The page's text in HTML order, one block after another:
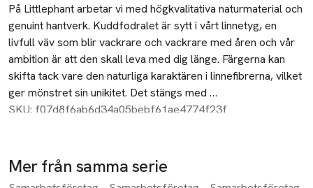
Beskrivning
På Littlephant arbetar vi med högkvalitativa naturmaterial och
genuint hantverk. Kuddfodralet är sytt i vårt linnetyg, en
livfull väv som blir vackrare och vackrare med åren och vår
ambition är att den skall leva med dig länge. Färgerna kan
skifta tack vare den naturliga karaktären i linnefibrerna, vilket
ger mönstret sin unikitet. Det stängs med
dragkedja.Kuddfodralet är ÖKO-Tex certifierat och tillverkat
SKU: f07d8f6ab6d34a05bebf61ae4774f23f
Mer från samma serie